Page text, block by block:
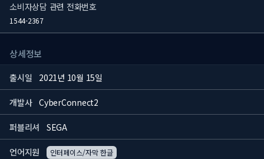
소비자상담 관련 전화번호
1544-2367
상세정보
출시일 2021년 10월 15일
개발사 CyberConnect2
퍼블리셔 SEGA
언어지원 인터페이스/자막 한글